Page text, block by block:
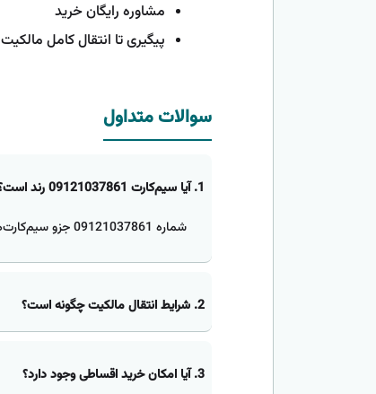
مشاوره رایگان خرید
پیگیری تا انتقال کامل مالکیت
سوالات متداول
1. آیا سیم‌کارت 09121037861 رند است؟
شماره 09121037861 جزو سیم‌کارت‌های کد پایین همراه اول است.
2. شرایط انتقال مالکیت چگونه است؟
3. آیا امکان خرید اقساطی وجود دارد؟